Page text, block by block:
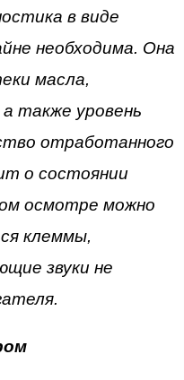
в виде
необходима. Она
масла,
также уровень
отработанного
о состоянии
осмотре можно
клеммы,
звуки не